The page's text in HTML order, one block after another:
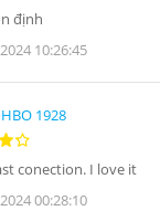
định
10:26:45
1928
conection. I love it
00:28:10